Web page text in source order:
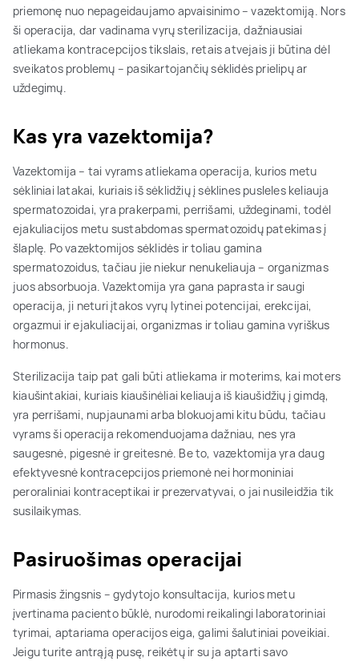
priemonę nuo nepageidaujamo apvaisinimo – vazektomiją. Nors
ši operacija, dar vadinama vyrų sterilizacija, dažniausiai
atliekama kontracepcijos tikslais, retais atvejais ji būtina dėl
sveikatos problemų – pasikartojančių sėklidės prielipų ar
uždegimų.
Kas yra vazektomija?
Vazektomija – tai vyrams atliekama operacija, kurios metu
sėkliniai latakai, kuriais iš sėklidžių į sėklines pusleles keliauja
spermatozoidai, yra prakerpami, perrišami, uždeginami, todėl
ejakuliacijos metu sustabdomas spermatozoidų patekimas į
šlaplę. Po vazektomijos sėklidės ir toliau gamina
spermatozoidus, tačiau jie niekur nenukeliauja – organizmas
juos absorbuoja. Vazektomija yra gana paprasta ir saugi
operacija, ji neturi įtakos vyrų lytinei potencijai, erekcijai,
orgazmui ir ejakuliacijai, organizmas ir toliau gamina vyriškus
hormonus.
Sterilizacija taip pat gali būti atliekama ir moterims, kai moters
kiaušintakiai, kuriais kiaušinėliai keliauja iš kiaušidžių į gimdą,
yra perrišami, nupjaunami arba blokuojami kitu būdu, tačiau
vyrams ši operacija rekomenduojama dažniau, nes yra
saugesnė, pigesnė ir greitesnė. Be to, vazektomija yra daug
efektyvesnė kontracepcijos priemonė nei hormoniniai
peroraliniai kontraceptikai ir prezervatyvai, o jai nusileidžia tik
susilaikymas.
Pasiruošimas operacijai
Pirmasis žingsnis – gydytojo konsultacija, kurios metu
įvertinama paciento būklė, nurodomi reikalingi laboratoriniai
tyrimai, aptariama operacijos eiga, galimi šalutiniai poveikiai.
Jeigu turite antrąją pusę, reikėtų ir su ja aptarti savo